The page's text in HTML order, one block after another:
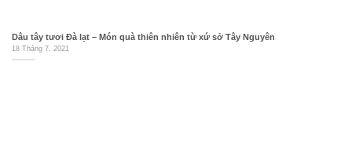
Dâu tây tươi Đà lạt – Món quà thiên nhiên từ xứ sở Tây Nguyên
18 Tháng 7, 2021